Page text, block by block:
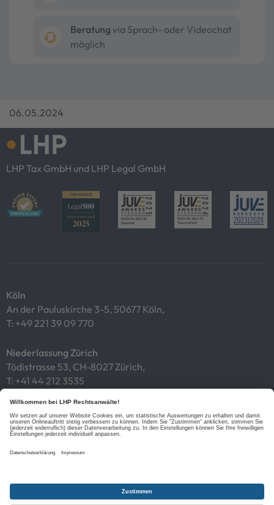
Beratung via Sprach- oder Videochat
möglich
06.05.2024
LHP Tax GmbH und LHP Legal GmbH
Köln
An der Pauluskirche 3-5, 50677 Köln,
T: +49 221 39 09 770
Niederlassung Zürich
Tödistrasse 53, CH-8027 Zürich,
T: +41 44 212 3535